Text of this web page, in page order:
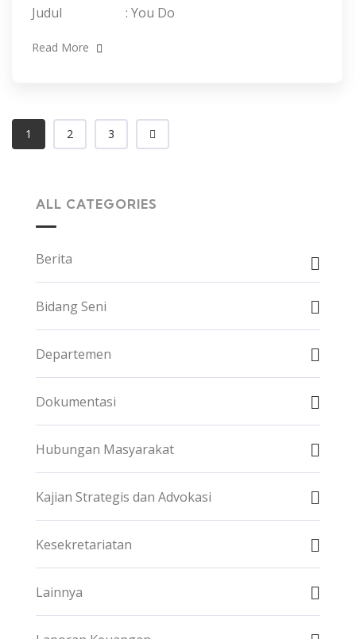
Judul : You Do
Read More
1 2 3
ALL CATEGORIES
Berita
Bidang Seni
Departemen
Dokumentasi
Hubungan Masyarakat
Kajian Strategis dan Advokasi
Kesekretariatan
Lainnya